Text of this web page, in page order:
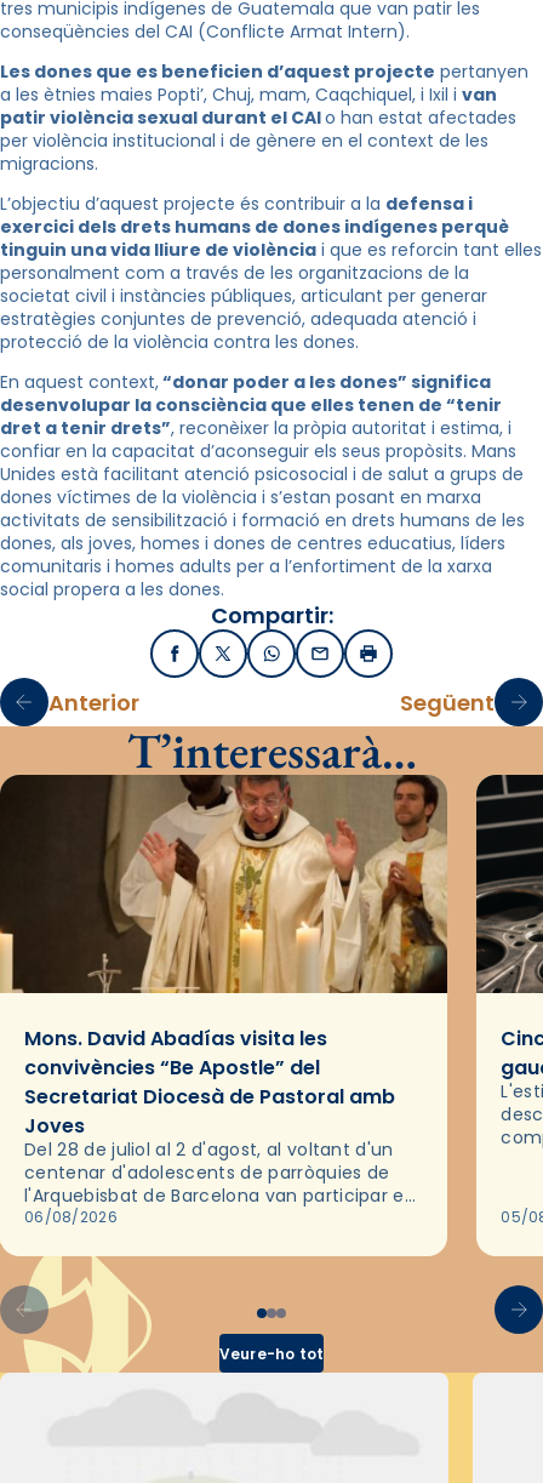
tres municipis indígenes de Guatemala que van patir les
conseqüències del CAI (Conflicte Armat Intern).
Les dones que es beneficien d’aquest projecte pertanyen
a les ètnies maies Popti’, Chuj, mam, Caqchiquel, i Ixil i van
patir violència sexual durant el CAIo han estat afectades
per violència institucional i de gènere en el context de les
migracions.
L’objectiu d’aquest projecte és contribuir a la defensa i
exercici dels drets humans de dones indígenes perquè
tinguin una vida lliure de violència i que es reforcin tant elles
personalment com a través de les organitzacions de la
societat civil i instàncies públiques, articulant per generar
estratègies conjuntes de prevenció, adequada atenció i
protecció de la violència contra les dones.
En aquest context,“donar poder a les dones” significa
desenvolupar la consciència que elles tenen de “tenir
dret a tenir drets”, reconèixer la pròpia autoritat i estima, i
confiar en la capacitat d’aconseguir els seus propòsits. Mans
Unides està facilitant atenció psicosocial i de salut a grups de
dones víctimes de la violència i s’estan posant en marxa
activitats de sensibilització i formació en drets humans de les
dones, als joves, homes i dones de centres educatius, líders
comunitaris i homes adults per a l’enfortiment de la xarxa
social propera a les dones.
Compartir:
FacebookX / TwitterWhatsApp
EmailImprimir
Anterior Següent
T’interessarà…
Mons. David Abadías visita les
convivències “Be Apostle” del
Secretariat Diocesà de Pastoral amb
Joves
Del 28 de juliol al 2 d'agost, al voltant d'un
centenar d'adolescents de parròquies de
l'Arquebisbat de Barcelona van participar en
les convivències Be Apostle, organitzades
06/08/2026 05/
Veure-ho tot